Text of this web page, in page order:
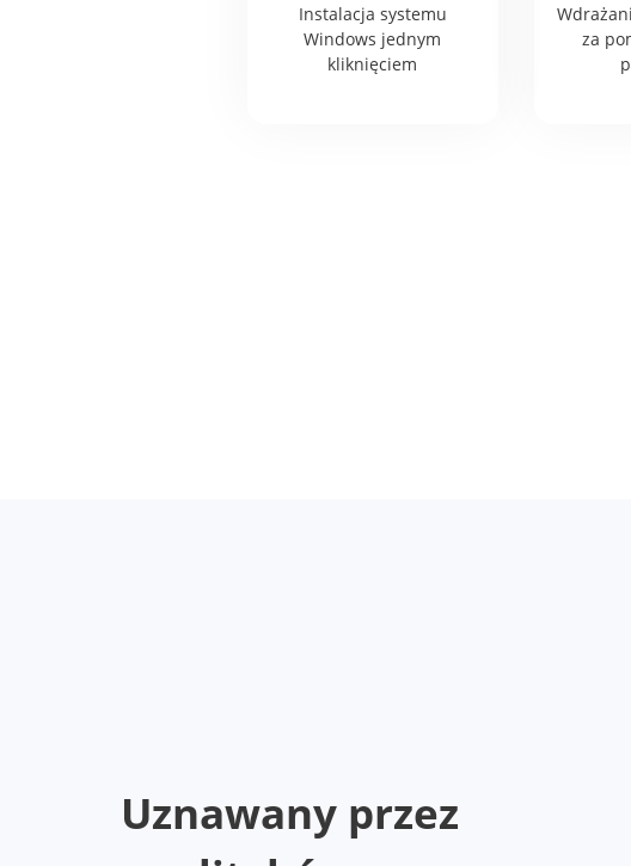
Instalacja systemu
Windows jednym
kliknięciem
za
Uznawany przez